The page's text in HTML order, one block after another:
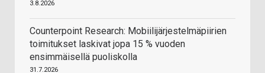
3.8.2026
Counterpoint Research: Mobiilijärjestelmäpiirien
toimitukset laskivat jopa 15 % vuoden
ensimmäisellä puoliskolla
31.7.2026